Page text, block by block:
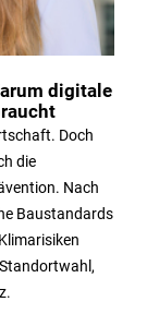
digitale
Doch
die
Nach
Baustandards